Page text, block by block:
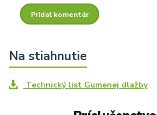
Pridať komentár
Technický list Gumenej dlažby